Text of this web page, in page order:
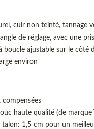
cuir non teinté, tannage
de réglage, avec une
boucle ajustable sur le côté
environ
compensées
haute qualité (de marque
talon: 1,5 cm pour un